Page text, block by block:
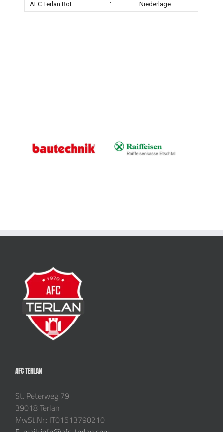
AFC Terlan Rot
1 Niederlage
AFC TERLAN
St. Peterweg 79
39018 Terlan
MwSt.Nr.: IT01513790210